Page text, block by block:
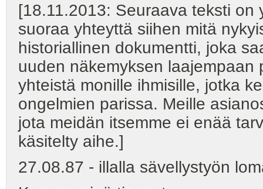
[18.11.2013: Seuraava teksti
suoraa yhteyttä siihen mitä
historiallinen dokumentti, joka
uuden näkemyksen
yhteistä monille ihmisille, jotka
ongelmien parissa. Meille
jota meidän itsemme ei enää
käsitelty aihe.]
27.08.87 - illalla sävellystyön